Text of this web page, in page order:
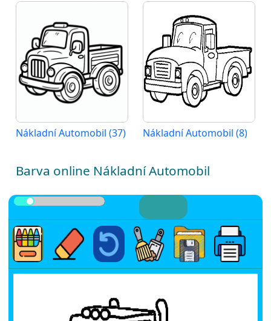
Nákladní Automobil (37) Nákladní Automobil (8)
Barva online Nákladní Automobil